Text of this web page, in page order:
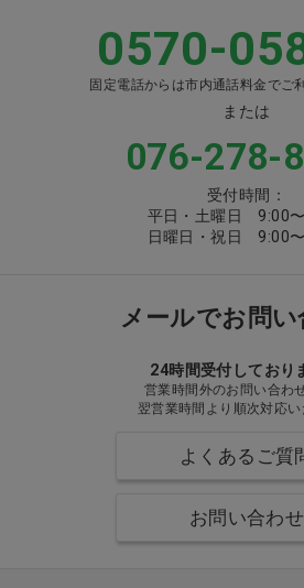
0570-
固定電話からは市内通話料金でご
または
076-278-
受付時間：
平日・土曜日 9:00
日曜日・祝日 9:00
メールでお問い
24時間受付しており
営業時間外のお問い合わ
翌営業時間より順次対応
よくあるご質
お問い合わせ